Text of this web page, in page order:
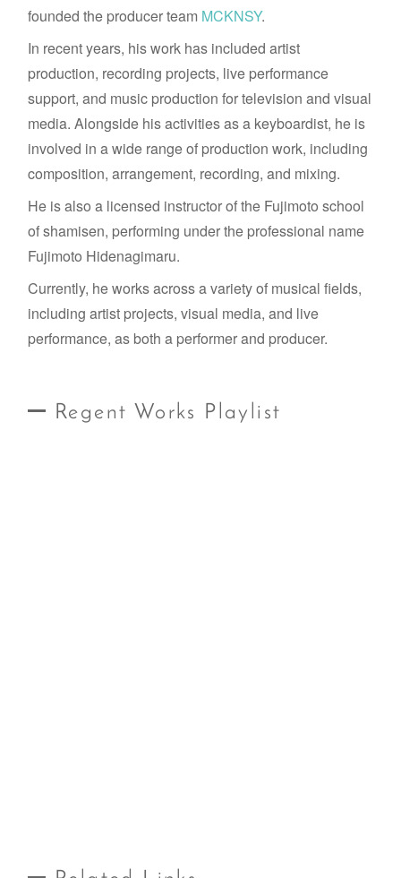
founded the producer team MCKNSY.
In recent years, his work has included artist
production, recording projects, live performance
support, and music production for television and visual
media. Alongside his activities as a keyboardist, he is
involved in a wide range of production work, including
composition, arrangement, recording, and mixing.
He is also a licensed instructor of the Fujimoto school
of shamisen, performing under the professional name
Fujimoto Hidenagimaru.
Currently, he works across a variety of musical fields,
including artist projects, visual media, and live
performance, as both a performer and producer.
Regent Works Playlist